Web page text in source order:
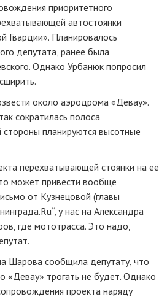
приоритетного
автостоянки
Гвардии». Планировалось
депутата, ранее была
Однако Урбанюк попросил
около аэродрома «Девау».
сократилась полоса
планируются высотные
перехватывающей стоянки на её
может привести вообще
от Кузнецовой (главы
у нас на Александра
где мототрасса. Это надо,
Шарова сообщила депутату, что
«Девау» трогать не будет. Однако
проекта наряду